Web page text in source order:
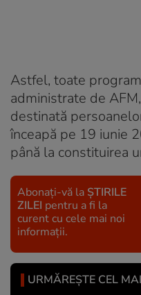
Astfel, toate
administrate de
destinată
înceapă pe 19 iunie
până la constituirea
Abonați-vă la ȘTIRILE
ZILEI pentru a fi la
curent cu cele mai noi
informații.
URMĂREȘTE CEL